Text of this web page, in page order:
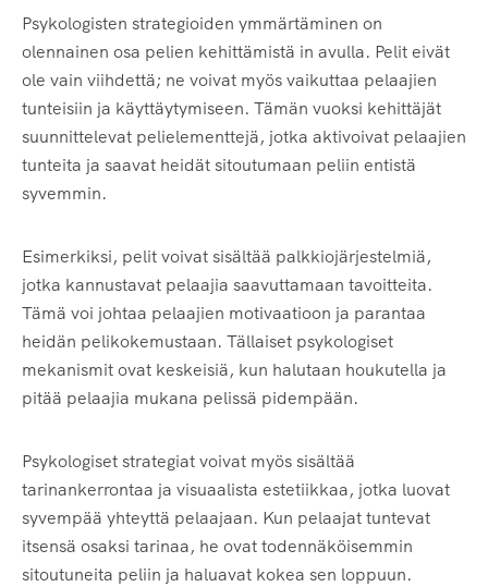
Psykologisten strategioiden ymmärtäminen on
olennainen osa pelien kehittämistä in avulla. Pelit eivät
ole vain viihdettä; ne voivat myös vaikuttaa pelaajien
tunteisiin ja käyttäytymiseen. Tämän vuoksi kehittäjät
suunnittelevat pelielementtejä, jotka aktivoivat pelaajien
tunteita ja saavat heidät sitoutumaan peliin entistä
syvemmin.
Esimerkiksi, pelit voivat sisältää palkkiojärjestelmiä,
jotka kannustavat pelaajia saavuttamaan tavoitteita.
Tämä voi johtaa pelaajien motivaatioon ja parantaa
heidän pelikokemustaan. Tällaiset psykologiset
mekanismit ovat keskeisiä, kun halutaan houkutella ja
pitää pelaajia mukana pelissä pidempään.
Psykologiset strategiat voivat myös sisältää
tarinankerrontaa ja visuaalista estetiikkaa, jotka luovat
syvempää yhteyttä pelaajaan. Kun pelaajat tuntevat
itsensä osaksi tarinaa, he ovat todennäköisemmin
sitoutuneita peliin ja haluavat kokea sen loppuun.